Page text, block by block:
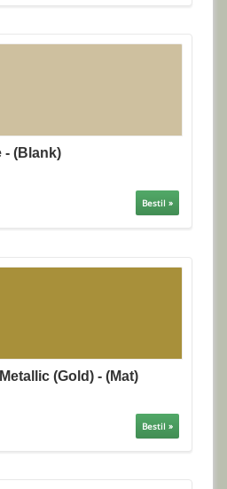
- (Blank)
Bestil »
(Gold) - (Mat)
Bestil »